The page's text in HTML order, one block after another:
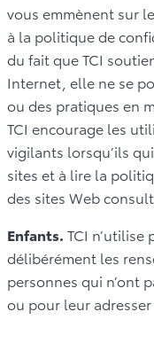
vous emmènent sur
à la politique de
du fait que TCI
Internet, elle ne se
ou des pratiques en
TCI encourage les
vigilants lorsqu’ils
sites et à lire la
des sites Web
Enfants. TCI
délibérément les
personnes qui n’ont
ou pour leur adresser